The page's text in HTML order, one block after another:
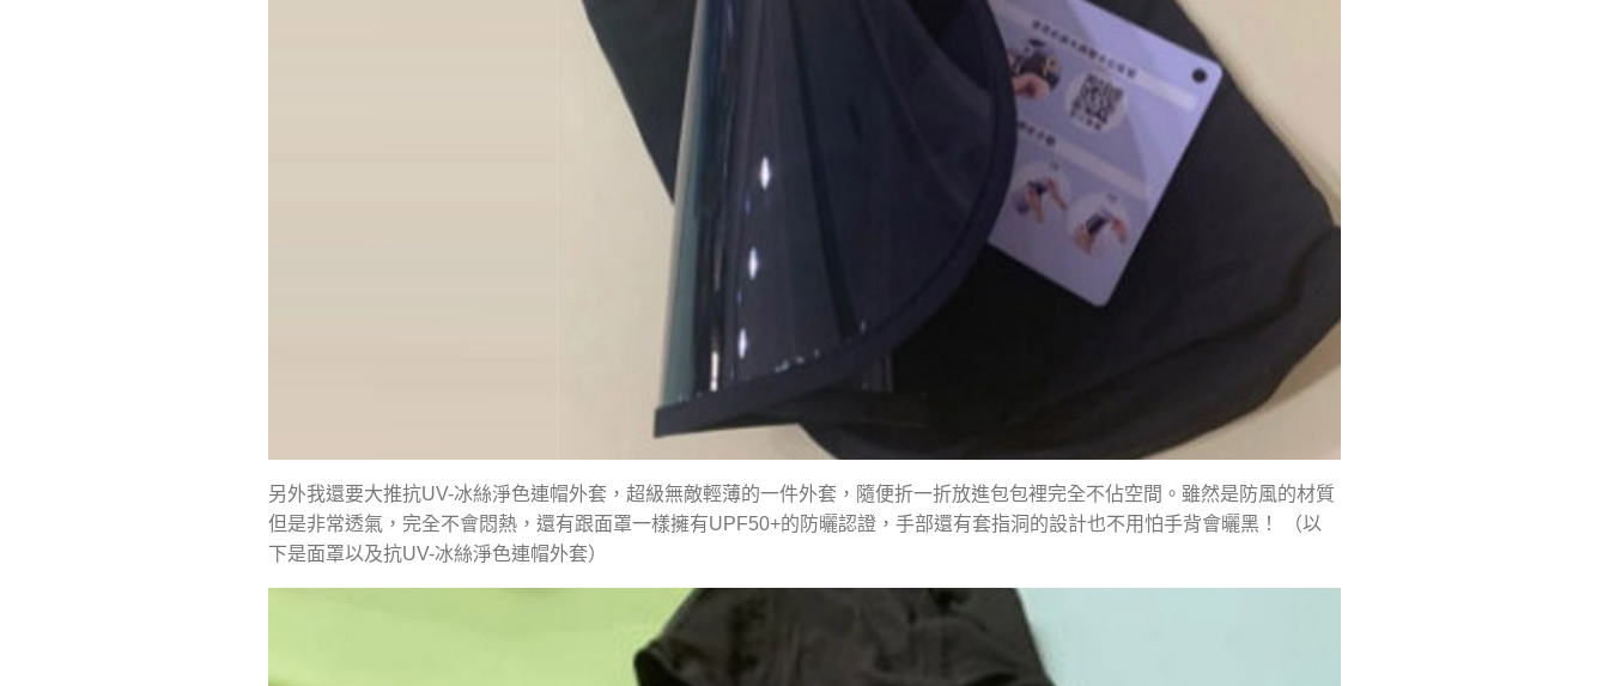
另外我還要大推抗UV-冰絲淨色連帽外套，超級無敵輕薄的一件外套，隨便折一折放進包包裡完全不佔空間。雖然是防風的材質
但是非常透氣，完全不會悶熱，還有跟面罩一樣擁有UPF50+的防曬認證，手部還有套指洞的設計也不用怕手背會曬黑！ （以
下是面罩以及抗UV-冰絲淨色連帽外套）